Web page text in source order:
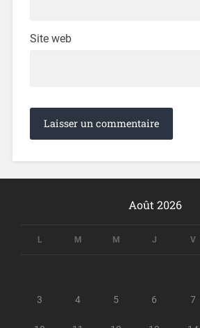
Site web
Août 2026
L M M J V
3 4 5 6 7